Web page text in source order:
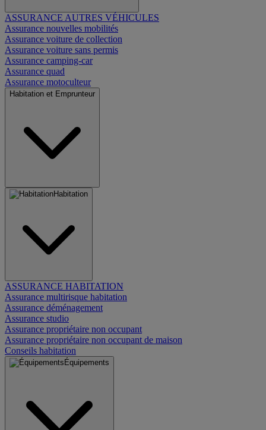
ASSURANCE AUTRES VÉHICULES
Assurance nouvelles mobilités
Assurance voiture de collection
Assurance voiture sans permis
Assurance camping-car
Assurance quad
Assurance motoculteur
Habitation et Emprunteur
Habitation
ASSURANCE HABITATION
Assurance multirisque habitation
Assurance déménagement
Assurance studio
Assurance propriétaire non occupant
Assurance propriétaire non occupant de maison
Conseils habitation
Équipements